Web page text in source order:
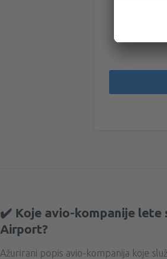
✔️ Koje avio-kompanije lete
Airport?
Ažurirani popis avio-kompanija koje